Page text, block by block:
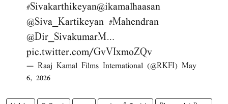
#Sivakarthikeyan@ikamalhaasan
@Siva_Kartikeyan #Mahendran
@Dir_SivakumarM…
pic.twitter.com/GvVIxmoZQv
— Raaj Kamal Films International (@RKFI) May
6, 2026